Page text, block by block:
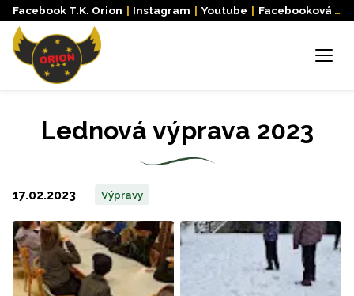
Facebook T.K. Orion | Instagram | Youtube | Facebooková skupina
Menu
Lednová výprava 2023
17.02.2023 Výpravy